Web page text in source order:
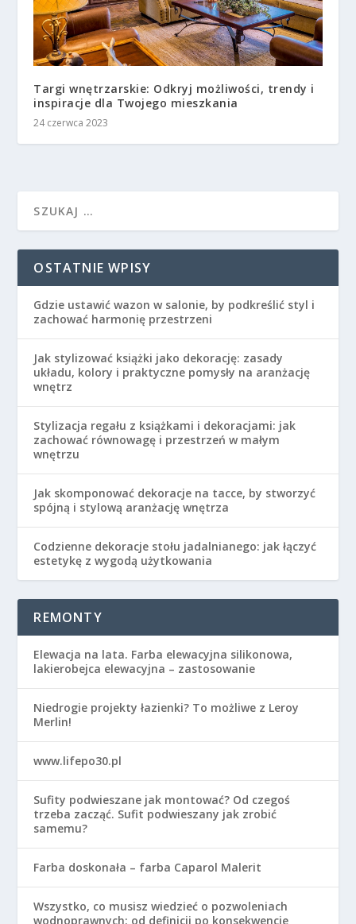
Targi wnętrzarskie: Odkryj możliwości, trendy i
inspiracje dla Twojego mieszkania
24 czerwca 2023
OSTATNIE WPISY
Gdzie ustawić wazon w salonie, by podkreślić styl i
zachować harmonię przestrzeni
Jak stylizować książki jako dekorację: zasady
układu, kolory i praktyczne pomysły na aranżację
wnętrz
Stylizacja regału z książkami i dekoracjami: jak
zachować równowagę i przestrzeń w małym
wnętrzu
Jak skomponować dekoracje na tacce, by stworzyć
spójną i stylową aranżację wnętrza
Codzienne dekoracje stołu jadalnianego: jak łączyć
estetykę z wygodą użytkowania
REMONTY
Elewacja na lata. Farba elewacyjna silikonowa,
lakierobejca elewacyjna – zastosowanie
Niedrogie projekty łazienki? To możliwe z Leroy
Merlin!
www.lifepo30.pl
Sufity podwieszane jak montować? Od czegoś
trzeba zacząć. Sufit podwieszany jak zrobić
samemu?
Farba doskonała – farba Caparol Malerit
Wszystko, co musisz wiedzieć o pozwoleniach
wodnoprawnych: od definicji po konsekwencje